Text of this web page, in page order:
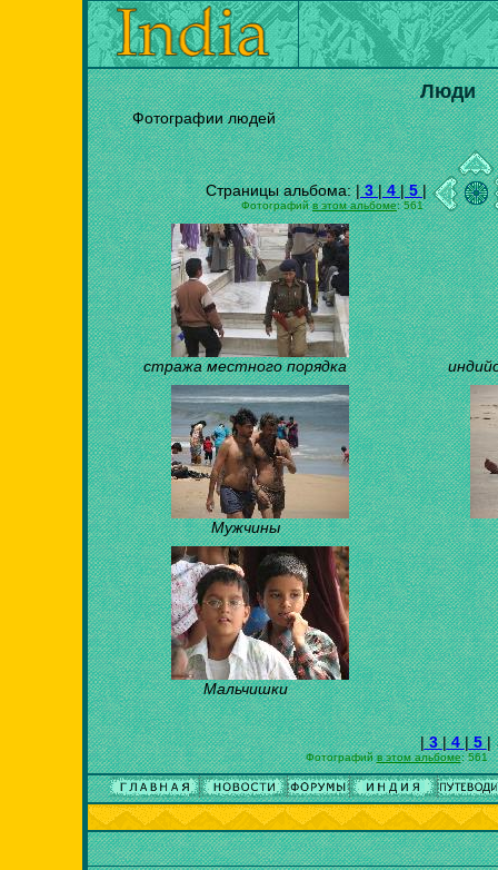
Люди
Фотографии людей
Страницы альбома: |3|4|5|
Фотографийв этом альбоме: 561
стража местного порядка
Мужчины
Мальчишки
|3|4|5|
Фотографийв этом альбоме: 561